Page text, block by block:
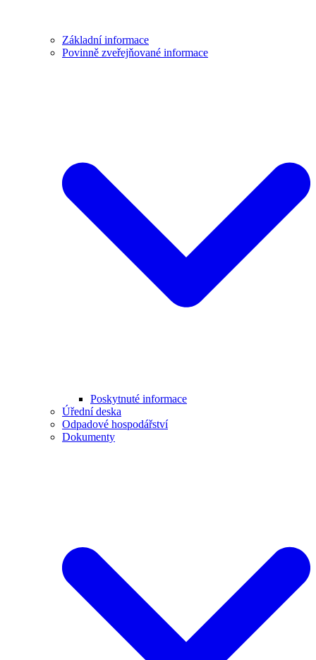
Základní informace
Povinně zveřejňované informace
Poskytnuté informace
Úřední deska
Odpadové hospodářství
Dokumenty